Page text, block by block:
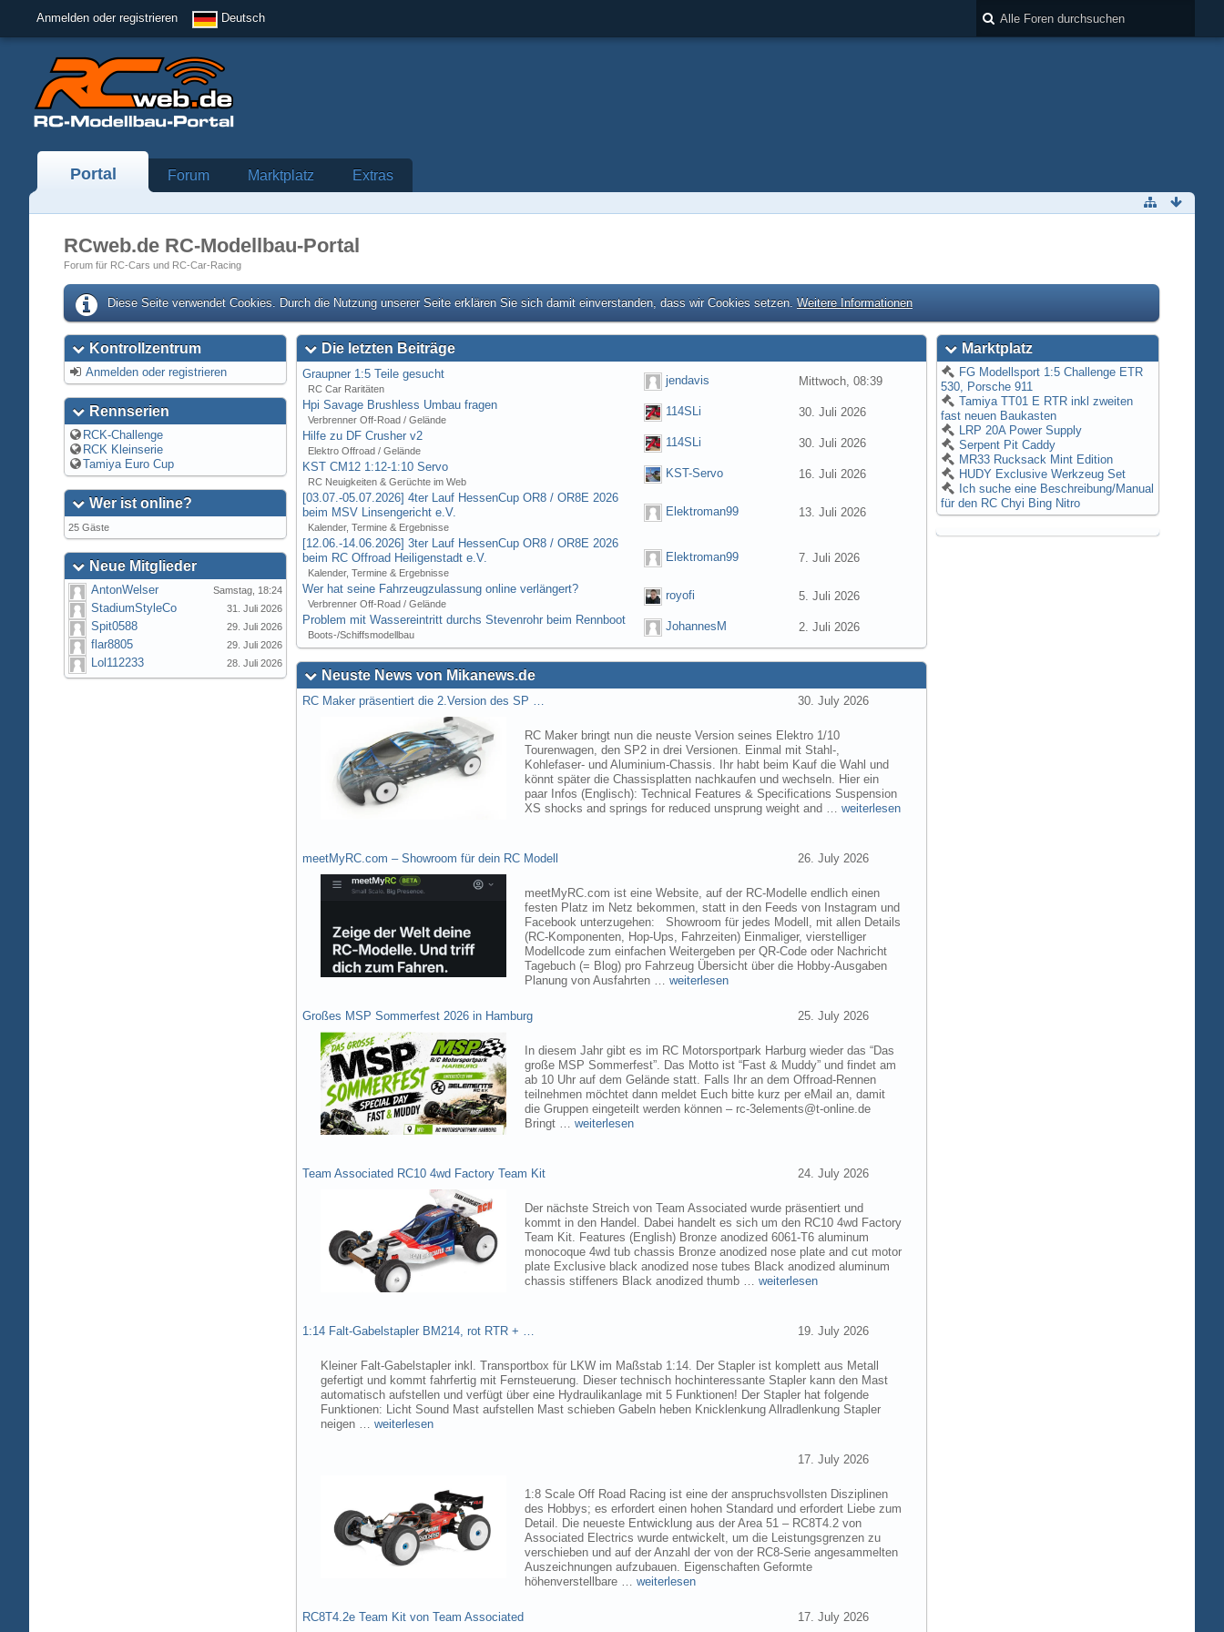
Anmelden oder registrieren Deutsch
Portal Forum Marktplatz Extras
RCweb.de RC-Modellbau-Portal
Forum für RC-Cars und RC-Car-Racing
Diese Seite verwendet Cookies. Durch die Nutzung unserer Seite erklären Sie sich damit einverstanden, dass wir Cookies setzen. Weitere Informationen
Kontrollzentrum
Anmelden oder registrieren
Rennserien
RCK-Challenge
RCK Kleinserie
Tamiya Euro Cup
Wer ist online?
25 Gäste
Neue Mitglieder
AntonWelser Samstag, 18:24
StadiumStyleCo 31. Juli 2026
Spit0588 29. Juli 2026
flar8805 29. Juli 2026
Lol112233 28. Juli 2026
Die letzten Beiträge
Graupner 1:5 Teile gesucht
RC Car Raritäten
jendavis
Mittwoch, 08:39
Hpi Savage Brushless Umbau fragen
Verbrenner Off-Road / Gelände
114SLi
30. Juli 2026
Hilfe zu DF Crusher v2
Elektro Offroad / Gelände
114SLi
30. Juli 2026
KST CM12 1:12-1:10 Servo
RC Neuigkeiten & Gerüchte im Web
KST-Servo
16. Juli 2026
[03.07.-05.07.2026] 4ter Lauf HessenCup OR8 / OR8E 2026
beim MSV Linsengericht e.V.
Kalender, Termine & Ergebnisse
Elektroman99 13. Juli 2026
[12.06.-14.06.2026] 3ter Lauf HessenCup OR8 / OR8E 2026
beim RC Offroad Heiligenstadt e.V.
Kalender, Termine & Ergebnisse
Elektroman99 7. Juli 2026
Wer hat seine Fahrzeugzulassung online verlängert?
Verbrenner Off-Road / Gelände
royofi
5. Juli 2026
Problem mit Wassereintritt durchs Stevenrohr beim Rennboot
Boots-/Schiffsmodellbau
JohannesM 2. Juli 2026
Neuste News von Mikanews.de
RC Maker präsentiert die 2.Version des SP … 30. July 2026
RC Maker bringt nun die neuste Version seines Elektro 1/10
Tourenwagen, den SP2 in drei Versionen. Einmal mit Stahl-,
Kohlefaser- und Aluminium-Chassis. Ihr habt beim Kauf die Wahl und
könnt später die Chassisplatten nachkaufen und wechseln. Hier ein
paar Infos (Englisch): Technical Features & Specifications Suspension
XS shocks and springs for reduced unsprung weight and …weiterlesen
meetMyRC.com – Showroom für dein RC Modell 26. July 2026
meetMyRC.com ist eine Website, auf der RC-Modelle endlich einen
festen Platz im Netz bekommen, statt in den Feeds von Instagram und
Facebook unterzugehen: Showroom für jedes Modell, mit allen Details
(RC-Komponenten, Hop-Ups, Fahrzeiten) Einmaliger, vierstelliger
Modellcode zum einfachen Weitergeben per QR-Code oder Nachricht
Tagebuch (= Blog) pro Fahrzeug Übersicht über die Hobby-Ausgaben
Planung von Ausfahrten …weiterlesen
Großes MSP Sommerfest 2026 in Hamburg 25. July 2026
In diesem Jahr gibt es im RC Motorsportpark Harburg wieder das “Das
große MSP Sommerfest”. Das Motto ist “Fast & Muddy” und findet am
ab 10 Uhr auf dem Gelände statt. Falls Ihr an dem Offroad-Rennen
teilnehmen möchtet dann meldet Euch bitte kurz per eMail an, damit
die Gruppen eingeteilt werden können – rc-3elements@t-online.de
Bringt …weiterlesen
Team Associated RC10 4wd Factory Team Kit 24. July 2026
Der nächste Streich von Team Associated wurde präsentiert und
kommt in den Handel. Dabei handelt es sich um den RC10 4wd Factory
Team Kit. Features (English) Bronze anodized 6061-T6 aluminum
monocoque 4wd tub chassis Bronze anodized nose plate and cut motor
plate Exclusive black anodized nose tubes Black anodized aluminum
chassis stiffeners Black anodized thumb …weiterlesen
1:14 Falt-Gabelstapler BM214, rot RTR + … 19. July 2026
Kleiner Falt-Gabelstapler inkl. Transportbox für LKW im Maßstab 1:14. Der Stapler ist komplett aus Metall
gefertigt und kommt fahrfertig mit Fernsteuerung. Dieser technisch hochinteressante Stapler kann den Mast
automatisch aufstellen und verfügt über eine Hydraulikanlage mit 5 Funktionen! Der Stapler hat folgende
Funktionen: Licht Sound Mast aufstellen Mast schieben Gabeln heben Knicklenkung Allradlenkung Stapler
neigen …weiterlesen
17. July 2026
1:8 Scale Off Road Racing ist eine der anspruchsvollsten Disziplinen
des Hobbys; es erfordert einen hohen Standard und erfordert Liebe zum
Detail. Die neueste Entwicklung aus der Area 51 – RC8T4.2 von
Associated Electrics wurde entwickelt, um die Leistungsgrenzen zu
verschieben und auf der Anzahl der von der RC8-Serie angesammelten
Auszeichnungen aufzubauen. Eigenschaften Geformte
höhenverstellbare …weiterlesen
RC8T4.2e Team Kit von Team Associated 17. July 2026
Marktplatz
FG Modellsport 1:5 Challenge ETR
530, Porsche 911
Tamiya TT01 E RTR inkl zweiten
fast neuen Baukasten
LRP 20A Power Supply
Serpent Pit Caddy
MR33 Rucksack Mint Edition
HUDY Exclusive Werkzeug Set
Ich suche eine Beschreibung/Manual
für den RC Chyi Bing Nitro